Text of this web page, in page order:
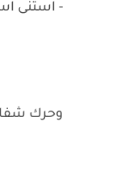
- استنى
وحرك